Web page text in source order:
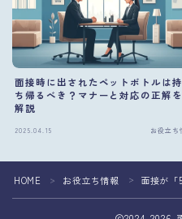
面接時に出されたペットボトルは持
ち帰るべき？マナーと対応の正解を
解説
2025.04.15 お役立ち
HOME ＞ お役立ち情報 ＞ 面接が「